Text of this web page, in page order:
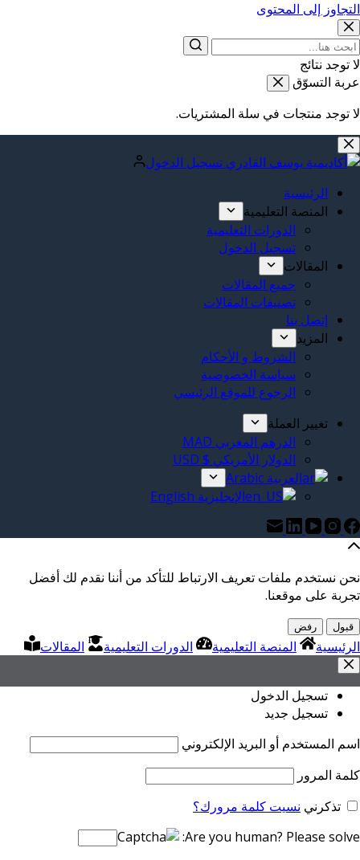
التجاوز إلى المحتوى
لا توجد نتائج
عربة التسوّق
لا توجد منتجات في سلة المشتريات.
تسجيل الدخول
الرئيسية
المنصة التعليمية
الدورات التعليمية
تسجيل الدخول
المقالات
جميع المقالات
تصنيفات المقالات
إتصل بنا
المزيد
الشروط و الأحكام
سياسة الخصوصية
الرجوع للموقع الرئيسي
تغيير العملة
الدرهم المغربي MAD
الدولار الأمريكي $ USD
العربية Arabic
الإنجليزية English
نحن نستخدم ملفات تعريف الارتباط للتأكد من أننا نقدم لك أفضل
تجربة على موقعنا.
قبول رفض
الرئيسية المنصة التعليمية الدورات التعليمية المقالات
تسجيل الدخول
تسجيل جديد
اسم المستخدم أو البريد الإلكتروني
كلمة المرور
تذكرني نسيت كلمة مرورك؟
Are you human? Please solve: